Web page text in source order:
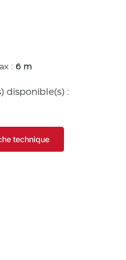
: 6 m
disponible(s) :
technique